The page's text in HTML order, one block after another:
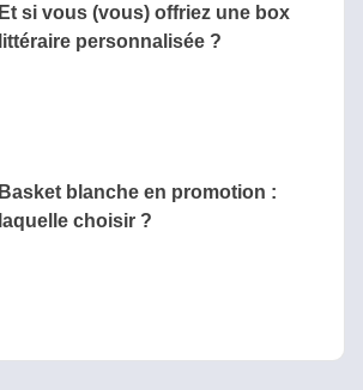
Et si vous (vous) offriez une box
littéraire personnalisée ?
Basket blanche en promotion :
laquelle choisir ?